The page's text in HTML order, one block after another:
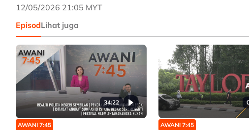
12/05/2026 21:05 MYT
EpisodLihat juga
34:22
AWANI 7:45 AWANI 7:45